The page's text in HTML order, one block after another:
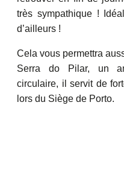
très sympathique !
d’ailleurs !
Cela vous permettra
Serra do Pilar, un
circulaire, il servit de
lors du Siège de Porto.